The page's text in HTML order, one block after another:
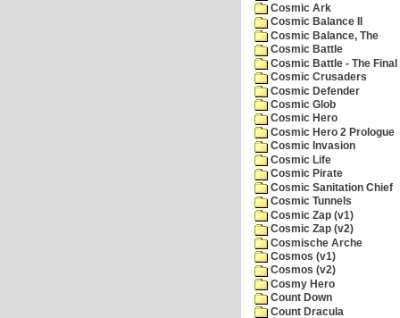
Cosmic Ark
Cosmic Balance II
Cosmic Balance, The
Cosmic Battle
Cosmic Battle - The
Cosmic Crusaders
Cosmic Defender
Cosmic Glob
Cosmic Hero
Cosmic Hero 2 Prologue
Cosmic Invasion
Cosmic Life
Cosmic Pirate
Cosmic Sanitation Chief
Cosmic Tunnels
Cosmic Zap (v1)
Cosmic Zap (v2)
Cosmische Arche
Cosmos (v1)
Cosmos (v2)
Cosmy Hero
Count Down
Count Dracula